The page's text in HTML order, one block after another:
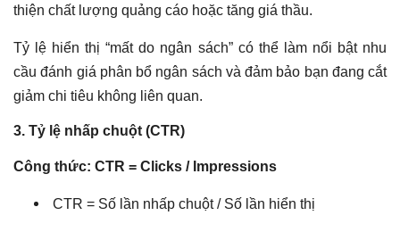
thiện chất lượng quảng cáo hoặc tăng giá thầu.
Tỷ lệ hiển thị “mất do ngân sách” có thể làm nổi bật nhu
cầu đánh giá phân bổ ngân sách và đảm bảo bạn đang cắt
giảm chi tiêu không liên quan.
3. Tỷ lệ nhấp chuột (CTR)
Công thức: CTR = Clicks / Impressions
CTR = Số lần nhấp chuột / Số lần hiển thị